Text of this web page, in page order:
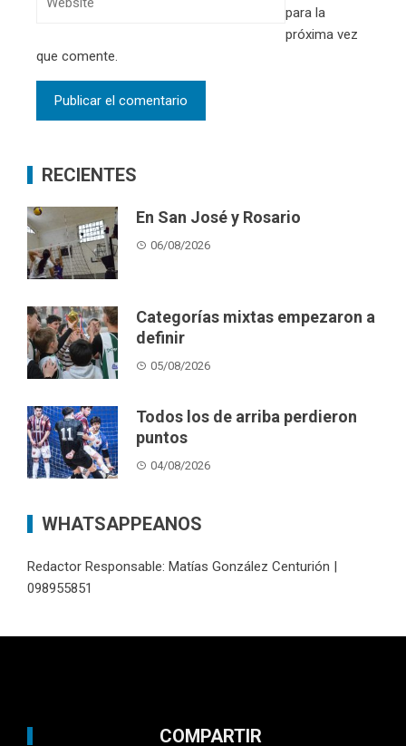
para la
próxima vez
que comente.
RECIENTES
En San José y Rosario
06/08/2026
Categorías mixtas empezaron a
definir
05/08/2026
Todos los de arriba perdieron
puntos
04/08/2026
WHATSAPPEANOS
Redactor Responsable: Matías González Centurión |
098955851
COMPARTIR